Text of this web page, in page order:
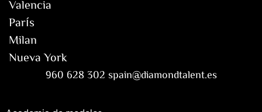
Valencia
París
Milan
Nueva York
960 628 302 spain@diamondtalent.es